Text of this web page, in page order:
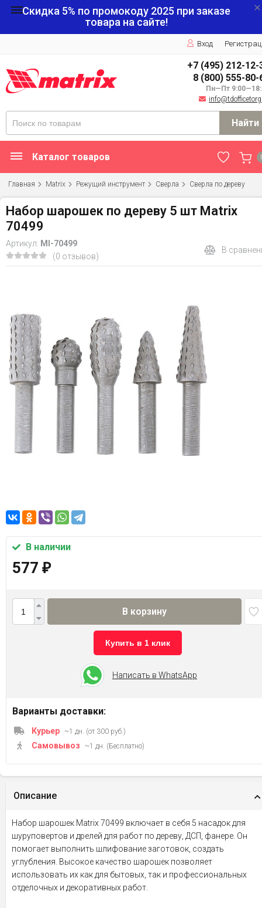
Скидка 5% по промокоду 2025 при заказе
товара на сайте!
Вход
+7 (495) 212-12-
8 (800) 555-80-
Пн—Пт
Найти
Каталог товаров
Главная Matrix Режущий инструмент Сверла Сверла по дереву
Набор шарошек по дереву 5 шт Matrix
70499
Артикул: MI-70499
(0 отзывов)
В
В наличии
577 ₽
В корзину
Купить в 1 клик
Написать в WhatsApp
Варианты доставки:
Курьер ~1 дн. (от 300 руб.)
Самовывоз ~1 дн. (Бесплатно)
Описание
Набор шарошек Matrix 70499 включает в себя 5 насадок для
шуруповертов и дрелей для работ по дереву, ДСП, фанере. Он
помогает выполнить шлифование заготовок, создать
углубления. Высокое качество шарошек позволяет
использовать их как для бытовых, так и профессиональных
отделочных и декоративных работ.